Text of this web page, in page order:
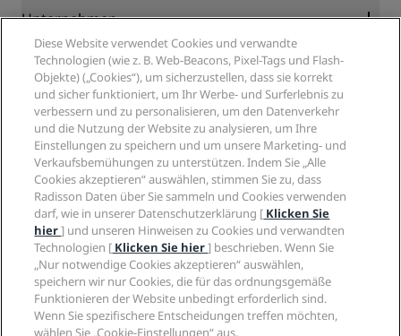
Blog
Neue und aufstrebende Hotels
Radisson Hotels APP
„Sports Approved“-Hotels
Familienfreundliche Hotels
Gesundheit & Sicherheit
Partner
Reisebüros
Unternehmen
Radisson Hotel Group
Medien
Karriere RHG
Karriere PPHE
Karrieren EHL
The Club by RHG
Entwicklungsmöglichkeiten
Responsible Business – Unser Engagement
Einkauf
Rechtliches
Privacy Centre
Rechtliche Hinweise
Radisson Rewards Geschäftsbedingungen
Website-Nutzungsvereinbarung
Digitale Barrierefreiheit
Moderne Sklaverei – Erklärung
Hilfe
Verbrauchermeldungen
Kontakt
FAQ
Inhaltsübersicht
Soziale Medien
Marken von Radisson Hotels
Diese Website verwendet Cookies und verwandte
Technologien (wie z. B. Web-Beacons, Pixel-Tags und Flash-
Objekte) („Cookies“), um sicherzustellen, dass sie korrekt
und sicher funktioniert, um Ihr Werbe- und Surferlebnis zu
verbessern und zu personalisieren, um den Datenverkehr
und die Nutzung der Website zu analysieren, um Ihre
Einstellungen zu speichern und um unsere Marketing- und
Verkaufsbemühungen zu unterstützen. Indem Sie „Alle
Cookies akzeptieren“ auswählen, stimmen Sie zu, dass
Radisson Daten über Sie sammeln und Cookies verwenden
darf, wie in unserer Datenschutzerklärung [ Klicken Sie
hier] und unseren Hinweisen zu Cookies und verwandten
Technologien [ Klicken Sie hier] beschrieben. Wenn Sie
„Nur notwendige Cookies akzeptieren“ auswählen,
speichern wir nur Cookies, die für das ordnungsgemäße
Funktionieren der Website unbedingt erforderlich sind.
Wenn Sie spezifischere Entscheidungen treffen möchten,
wählen Sie „Cookie-Einstellungen“ aus.